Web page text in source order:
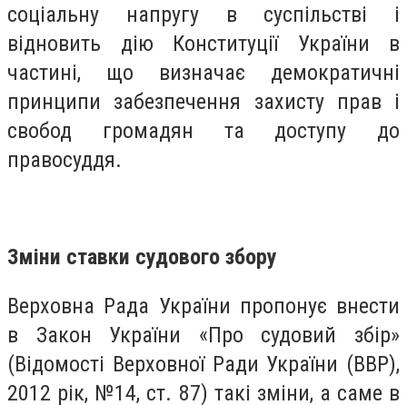
соціальну напругу в суспільстві і
відновить дію Конституції України в
частині, що визначає демократичні
принципи забезпечення захисту прав і
свобод громадян та доступу до
правосуддя.
Зміни ставки судового збору
Верховна Рада України пропонує внести
в Закон України «Про судовий збір»
(Відомості Верховної Ради України (ВВР),
2012 рік, №14, ст. 87) такі зміни, а саме в